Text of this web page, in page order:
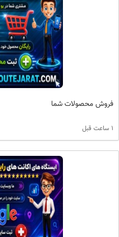
فروش محصولات شما
1 ساعت قبل